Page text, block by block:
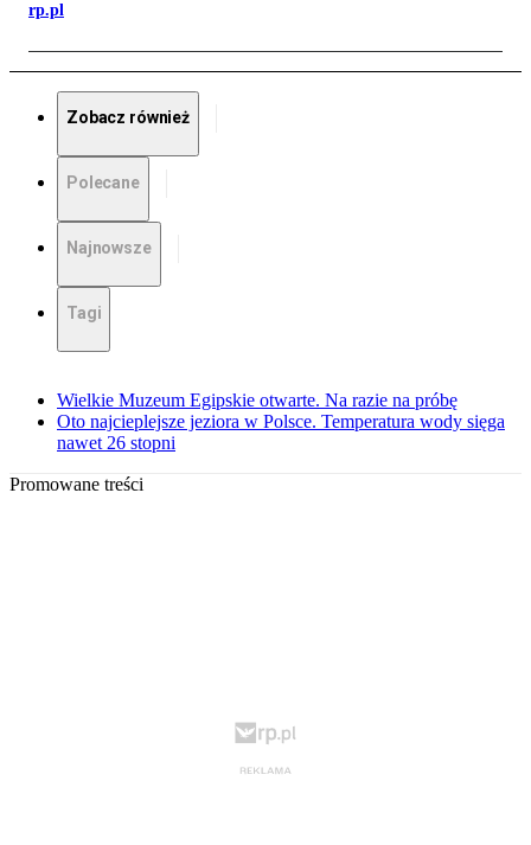
rp.pl
Zobacz również
Polecane
Najnowsze
Tagi
Wielkie Muzeum Egipskie otwarte. Na razie na próbę
Oto najcieplejsze jeziora w Polsce. Temperatura wody sięga
nawet 26 stopni
Promowane treści